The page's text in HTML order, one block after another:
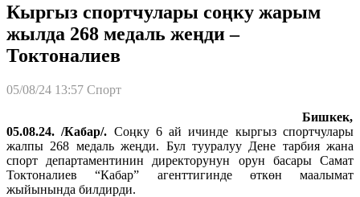
Кыргыз спортчулары соңку жарым
жылда 268 медаль жеңди –
Токтоналиев
05/08/24 13:57 Спорт
Бишкек,
05.08.24. /Кабар/. Соңку 6 ай ичинде кыргыз спортчулары
жалпы 268 медаль жеңди. Бул тууралуу Дене тарбия жана
спорт департаментинин директорунун орун басары Самат
Токтоналиев “Кабар” агенттигинде өткөн маалымат
жыйынында билдирди.